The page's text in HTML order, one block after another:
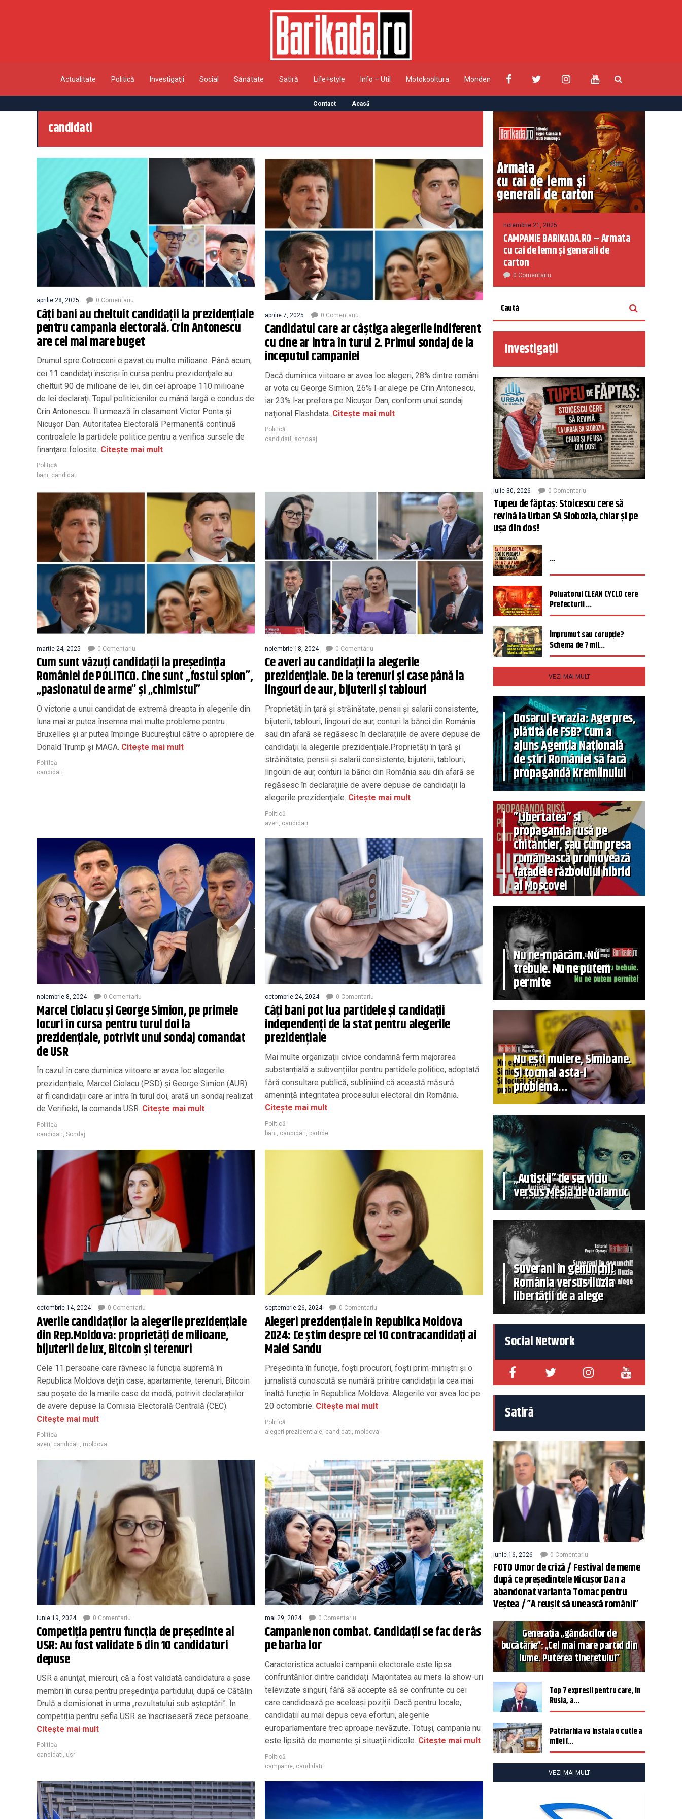
Actualitate Politică Investigații Social Sănătate Satiră Life+style Info – Util Motokooltura Monden
Contact Acasă
candidati
aprilie 28, 2025 0 Comentariu
Câţi bani au cheltuit candidaţii la prezidenţiale
pentru campania electorală. Crin Antonescu
are cel mai mare buget
Drumul spre Cotroceni e pavat cu multe milioane. Până acum,
cei 11 candidaţi înscrişi în cursa pentru prezidenţiale au
cheltuit 90 de milioane de lei, din cei aproape 110 milioane
de lei declaraţi. Topul politicienilor cu mână largă e condus de
Crin Antonescu. Îl urmează în clasament Victor Ponta şi
Nicuşor Dan. Autoritatea Electorală Permanentă continuă
controalele la partidele politice pentru a verifica sursele de
finanţare folosite. Citește mai mult
Politică
bani, candidati
aprilie 7, 2025 0 Comentariu
Candidatul care ar câștiga alegerile indiferent
cu cine ar intra în turul 2. Primul sondaj de la
începutul campaniei
Dacă duminica viitoare ar avea loc alegeri, 28% dintre români
ar vota cu George Simion, 26% l-ar alege pe Crin Antonescu,
iar 23% l-ar prefera pe Nicuşor Dan, conform unui sondaj
naţional Flashdata. Citește mai mult
Politică
candidati sondaaj
martie 24, 2025 0 Comentariu
Cum sunt văzuți candidații la președinția
României de POLITICO. Cine sunt „fostul spion”,
„pasionatul de arme” și „chimistul”
O victorie a unui candidat de extremă dreapta în alegerile din
luna mai ar putea însemna mai multe probleme pentru
Bruxelles şi ar putea împinge Bucureştiul către o apropiere de
Donald Trump și MAGA. Citește mai mult
Politică
candidati
noiembrie 18, 2024 0 Comentariu
Ce averi au candidații la alegerile
prezidențiale. De la terenuri și case până la
lingouri de aur, bijuterii și tablouri
Proprietăţi în ţară şi străinătate, pensii şi salarii consistente,
bijuterii, tablouri, lingouri de aur, conturi la bănci din România
sau din afară se regăsesc în declaraţiile de avere depuse de
candidaţii la alegerile prezidenţiale.Proprietăţi în ţară şi
străinătate, pensii şi salarii consistente, bijuterii, tablouri,
lingouri de aur, conturi la bănci din România sau din afară se
regăsesc în declaraţiile de avere depuse de candidaţii la
alegerile prezidenţiale. Citește mai mult
Politică
averi candidati
noiembrie 8, 2024 0 Comentariu
Marcel Ciolacu și George Simion, pe primele
locuri în cursa pentru turul doi la
prezidențiale, potrivit unui sondaj comandat
de USR
În cazul în care duminica viitoare ar avea loc alegerile
prezidențiale, Marcel Ciolacu (PSD) și George Simion (AUR)
ar fi candidații care ar intra în turul doi, arată un sondaj realizat
de Verifield, la comanda USR. Citește mai mult
Politică
candidati Sondaj
octombrie 24, 2024 0 Comentariu
Câți bani pot lua partidele și candidații
independenți de la stat pentru alegerile
prezidențiale
Mai multe organizații civice condamnă ferm majorarea
substanțială a subvențiilor pentru partidele politice, adoptată
fără consultare publică, subliniind că această măsură
amenință integritatea procesului electoral din România.
Citește mai mult
Politică
bani candidati partide
octombrie 14, 2024 0 Comentariu
Averile candidaților la alegerile prezidențiale
din Rep.Moldova: proprietăți de milioane,
bijuterii de lux, Bitcoin și terenuri
Cele 11 persoane care râvnesc la funcția supremă în
Republica Moldova dețin case, apartamente, terenuri, Bitcoin
sau poșete de la marile case de modă, potrivit declarațiilor
de avere depuse la Comisia Electorală Centrală (CEC).
Citește mai mult
Politică
averi candidati moldova
septembrie 26, 2024 0 Comentariu
Alegeri prezidențiale în Republica Moldova
2024: Ce știm despre cei 10 contracandidați ai
Maiei Sandu
Președinta în funcție, foști procurori, foști prim-miniștri și o
jurnalistă cunoscută se numără printre candidații la cea mai
înaltă funcție în Republica Moldova. Alegerile vor avea loc pe
20 octombrie. Citește mai mult
Politică
alegeri prezidentiale candidati moldova
iunie 19, 2024 0 Comentariu
Competiția pentru funcția de președinte al
USR: Au fost validate 6 din 10 candidaturi
depuse
USR a anunţat, miercuri, că a fost validată candidatura a şase
membri în cursa pentru preşedinţia partidului, după ce Cătălin
Drulă a demisionat în urma „rezultatului sub așteptări”. În
competiția pentru șefia USR se înscriseseră zece persoane.
Citește mai mult
Politică
candidati usr
mai 29, 2024 0 Comentariu
Campanie non combat. Candidații se fac de râs
pe barba lor
Caracteristica actualei campanii electorale este lipsa
confruntărilor dintre candidați. Majoritatea au mers la show-uri
televizate singuri, fără să accepte să se confrunte cu cei
care candidează pe aceleași poziții. Dacă pentru locale,
candidații au mai depus ceva eforturi, alegerile
europarlamentare trec aproape nevăzute. Totuși, campania nu
este lipsită de momente și situații ridicole. Citește mai mult
Politică
campanie candidati
noiembrie 21, 2025
CAMPANIE BARIKADA.RO – Armata
cu cai de lemn și generali de
carton
0 Comentariu
Investigații
iulie 30, 2026 0 Comentariu
Tupeu de făptaș: Stoicescu cere să
revină la Urban SA Slobozia, chiar și pe
ușa din dos!
...
Poluatorul CLEAN CYCLO cere
Prefecturii ...
Împrumut sau corupție?
Schema de 7 mil...
VEZI MAI MULT
Dosarul Evrazia: Agerpres,
plătită de FSB? Cum a
ajuns Agenția Națională
de știri României să facă
propagandă Kremlinului
”Libertatea” și
propaganda rusă pe
chitanțier, sau cum presa
românească promovează
fațadele războiului hibrid
al Moscovei
Nu ne-mpăcăm. Nu
trebuie. Nu ne putem
permite
Nu ești muiere, Simioane.
Și tocmai asta-i
problema…
„Autiștii” de serviciu
versus Mesia de balamuc
Suverani în genunchi!
România versus iluzia
libertății de a alege
Social Network
Satiră
iunie 16, 2026 0 Comentariu
FOTO Umor de criză / Festival de meme
după ce președintele Nicușor Dan a
abandonat varianta Tomac pentru
Veștea / ”A reușit să unească românii”
Generația „gândacilor de
bucătărie”: „Cel mai mare partid din
lume. Puterea tineretului”
Top 7 expresii pentru care, în
Rusia, a...
Patriarhia va instala o cutie a
milei î...
VEZI MAI MULT